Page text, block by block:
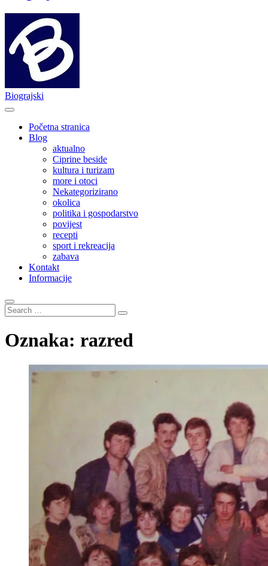
Biograjski
Početna stranica
Blog
aktualno
Ciprine beside
kultura i turizam
more i otoci
Nekategorizirano
okolica
politika i gospodarstvo
povijest
recepti
sport i rekreacija
zabava
Kontakt
Informacije
Search
…
Oznaka: razred